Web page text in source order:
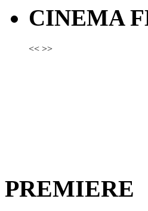
CINEMA
<< >>
PREMIERE